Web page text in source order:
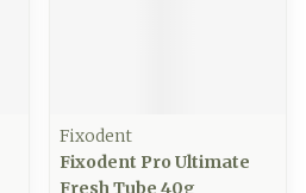
Fixodent
Fixodent Pro Ultimate
Fresh Tube 40g